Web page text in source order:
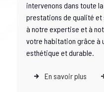
intervenons dans toute
prestations de qualité et
à notre expertise et à
votre habitation grâce à
esthétique et durable.
En savoir plus